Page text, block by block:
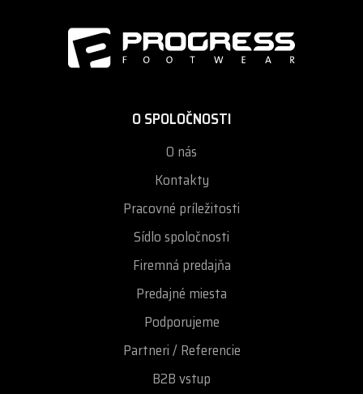
O SPOLOČNOSTI
O nás
Kontakty
Pracovné príležitosti
Sídlo spoločnosti
Firemná predajňa
Predajné miesta
Podporujeme
Partneri / Referencie
B2B vstup